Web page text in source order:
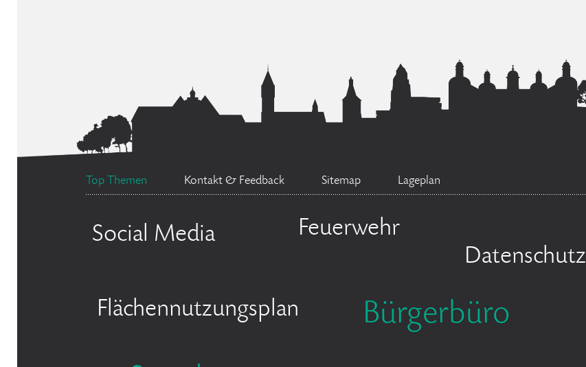
Top Themen Kontakt & Feedback Sitemap Lageplan
Social Media
Feuerwehr
Datenschutz
Flächennutzungsplan
Bürgerbüro